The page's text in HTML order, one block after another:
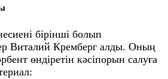
бірінші болып
Виталий Кремберг алды. Оның
өндіретін кәсіпорын салуға